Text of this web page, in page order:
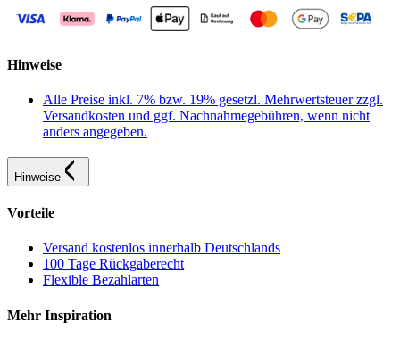
Hinweise
Alle Preise inkl. 7% bzw. 19% gesetzl. Mehrwertsteuer zzgl.
Versandkosten und ggf. Nachnahmegebühren, wenn nicht
anders angegeben.
Hinweise
Vorteile
Versand kostenlos innerhalb Deutschlands
100 Tage Rückgaberecht
Flexible Bezahlarten
Mehr Inspiration